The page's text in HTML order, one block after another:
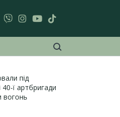
під
40-ї артбригади
вогонь